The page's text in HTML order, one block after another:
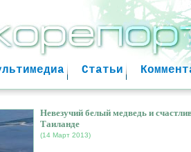
Статьи
Невезучий белый медведь и
Таиланде
(14 Март 2013)